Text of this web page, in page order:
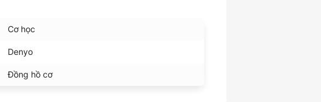
Cơ học
Denyo
Đồng hồ cơ